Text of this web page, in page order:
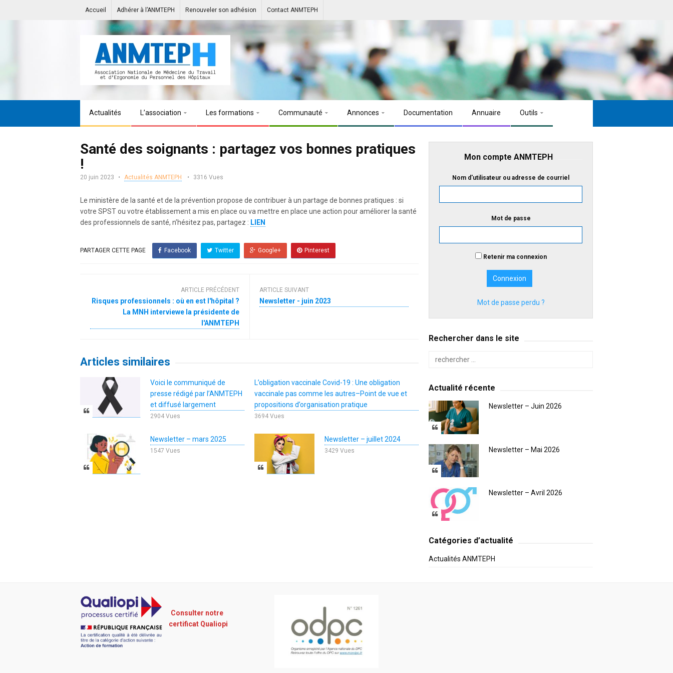
Accueil Adhérer à l’ANMTEPH Renouveler son adhésion Contact ANMTEPH
Actualités L’association Les formations Communauté Annonces Documentation Annuaire Outils
Santé des soignants : partagez vos bonnes pratiques
!
20 juin 2023 Actualités ANMTEPH 3316 Vues
Le ministère de la santé et de la prévention propose de contribuer à un partage de bonnes pratiques : si
votre SPST ou votre établissement a mis en place ou va mettre en place une action pour améliorer la santé
des professionnels de santé, n’hésitez pas, partagez : LIEN
PARTAGER CETTE PAGE Facebook Twitter Google+ Pinterest
ARTICLE PRÉCÉDENT
Risques professionnels : où en est l'hôpital ?
La MNH interviewe la présidente de
l'ANMTEPH
ARTICLE SUIVANT
Newsletter - juin 2023
Articles similaires
Voici le communiqué de
presse rédigé par l’ANMTEPH
et diffusé largement
2904 Vues
Newsletter – mars 2025
1547 Vues
L’obligation vaccinale Covid-19 : Une obligation
vaccinale pas comme les autres–Point de vue et
propositions d’organisation pratique
3694 Vues
Newsletter – juillet 2024
3429 Vues
Mon compte ANMTEPH
Nom d'utilisateur ou adresse de courriel
Mot de passe
Retenir ma connexion
Mot de passe perdu ?
Rechercher dans le site
Actualité récente
Newsletter – Juin 2026
Newsletter – Mai 2026
Newsletter – Avril 2026
Catégories d’actualité
Actualités ANMTEPH
Consulter notre
certificat Qualiopi